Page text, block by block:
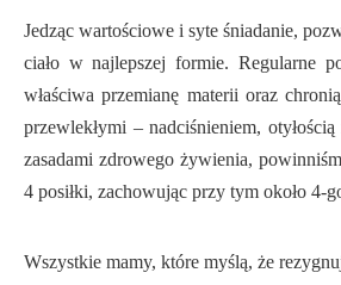
Jedząc wartościowe i syte śniadanie,
ciało w najlepszej formie. Regularne
właściwa przemianę materii oraz
przewlekłymi – nadciśnieniem,
zasadami zdrowego żywienia,
4 posiłki, zachowując przy tym około 4-
Wszystkie mamy, które myślą, że